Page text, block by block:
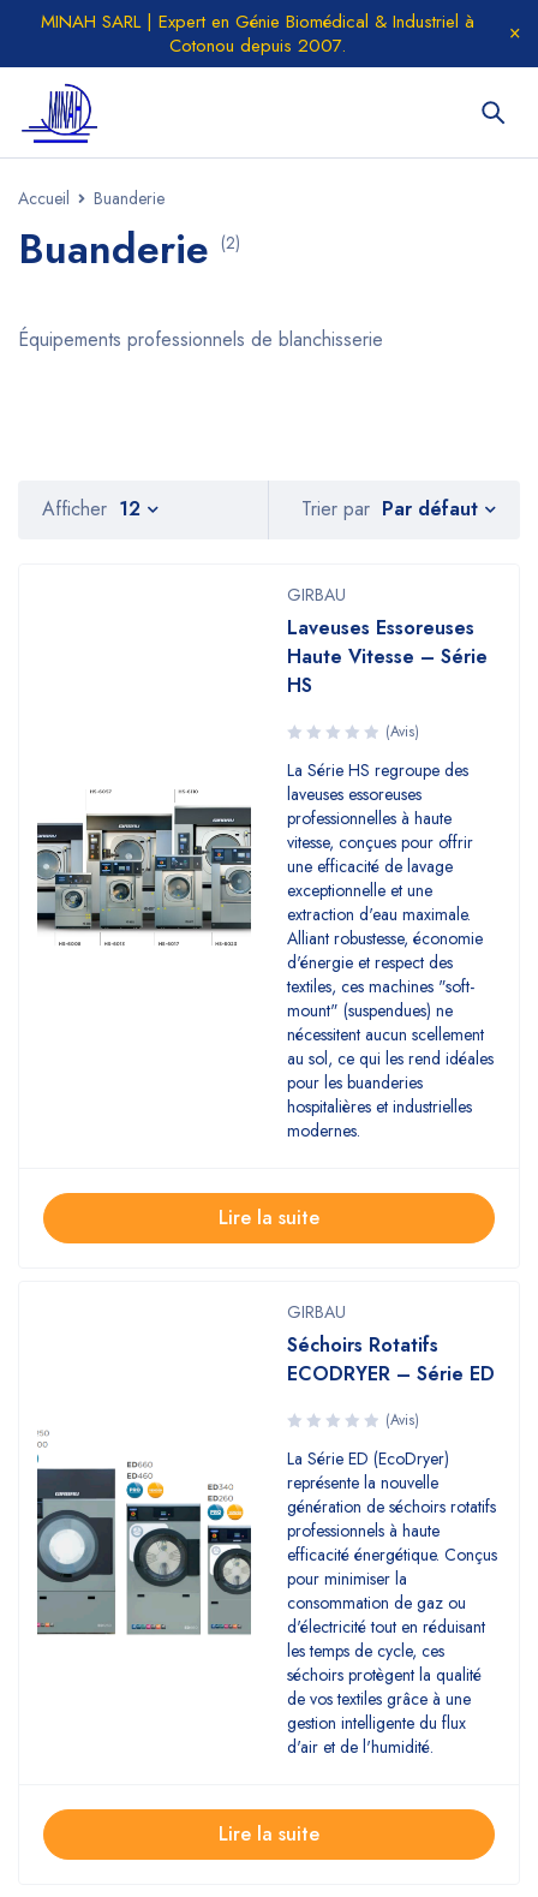
MINAH SARL | Expert en Génie Biomédical & Industriel à
Cotonou depuis 2007.
Accueil Buanderie
Buanderie (2)
Équipements professionnels de blanchisserie
Trier par Par défaut
Afficher 12
GIRBAU
Laveuses Essoreuses
Haute Vitesse – Série
HS
(Avis)
La Série HS regroupe des
laveuses essoreuses
professionnelles à haute
vitesse, conçues pour offrir
une efficacité de lavage
exceptionnelle et une
extraction d'eau maximale.
Alliant robustesse, économie
d'énergie et respect des
textiles, ces machines "soft-
mount" (suspendues) ne
nécessitent aucun scellement
au sol, ce qui les rend idéales
pour les buanderies
hospitalières et industrielles
modernes.
Lire la suite
GIRBAU
Séchoirs Rotatifs
ECODRYER – Série ED
(Avis)
La Série ED (EcoDryer)
représente la nouvelle
génération de séchoirs rotatifs
professionnels à haute
efficacité énergétique. Conçus
pour minimiser la
consommation de gaz ou
d'électricité tout en réduisant
les temps de cycle, ces
séchoirs protègent la qualité
de vos textiles grâce à une
gestion intelligente du flux
d'air et de l'humidité.
Lire la suite